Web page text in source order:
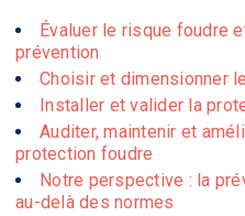
Évaluer le risque foudre
prévention
Choisir et dimensionner
Installer et valider la
Auditer, maintenir et
protection foudre
Notre perspective : la
au-delà des normes